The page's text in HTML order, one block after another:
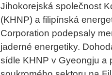
Jihokorejská společnost
(KHNP) a filipínská
Corporation podepsaly
jaderné energetiky.
sídle KHNP v Gyeongju a